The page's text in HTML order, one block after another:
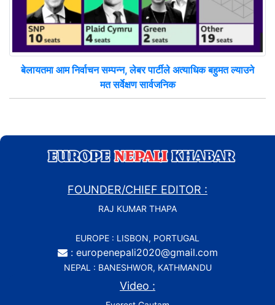
बेलायतमा आम निर्वाचन सम्पन्न, लेबर पार्टीले अत्याधिक बहुमत ल्याउने
मत सर्वेक्षण सार्वजनिक
FOUNDER/CHIEF EDITOR :
RAJ KUMAR THAPA
EUROPE : LISBON, PORTUGAL
: europenepali2020@gmail.com
NEPAL : BANESHWOR, KATHMANDU
Video :